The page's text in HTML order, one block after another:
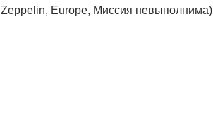
Zeppelin, Europe, Миссия невыполнима)